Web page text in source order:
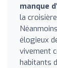
manque
la
élogieux
vivement
habitants